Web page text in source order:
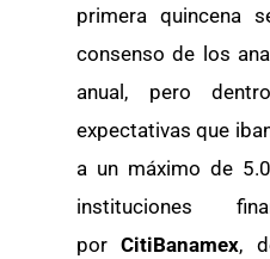
primera quincena
consenso de los
anual, pero
expectativas que
a un máximo de
instituciones
porCitiBanamex,